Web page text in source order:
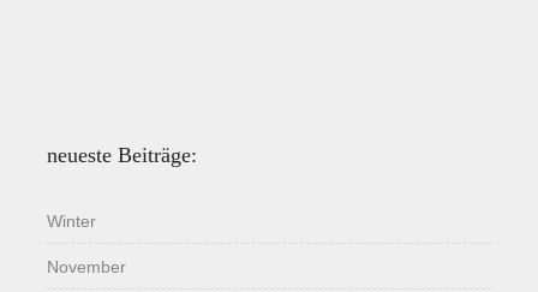
neueste Beiträge:
Winter
November